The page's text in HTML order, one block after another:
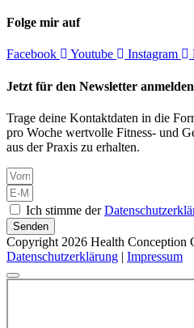
Folge mir auf
Facebook Youtube Instagram
Jetzt für den Newsletter anmelden
Trage deine Kontaktdaten in die
pro Woche wertvolle Fitness- und
aus der Praxis zu erhalten.
Ich stimme der
Senden
Copyright 2026 Health Conception
Datenschutzerklärung | Impressum